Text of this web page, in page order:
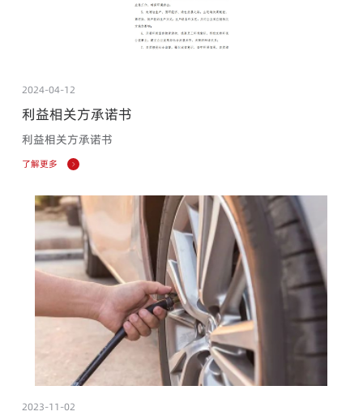
2024-04-12
利益相关方承诺书
利益相关方承诺书
了解更多
2023-11-02